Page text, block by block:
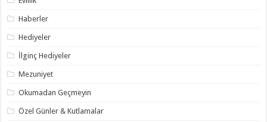
Haberler
Hediyeler
İlginç Hediyeler
Mezuniyet
Okumadan Geçmeyin
Özel Günler & Kutlamalar